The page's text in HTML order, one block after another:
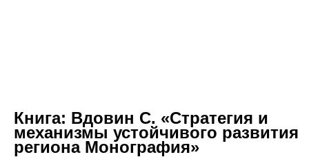
Книга: Вдовин С. «Стратегия и
механизмы устойчивого развития
региона Монография»